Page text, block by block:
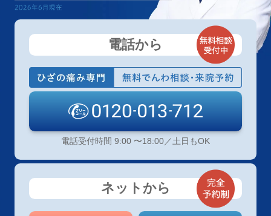
電話から
電話受付時間 9:00 〜18:00／土日もOK
ネットから